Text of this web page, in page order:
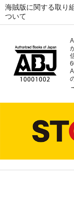
海賊版に関する取り
ついて